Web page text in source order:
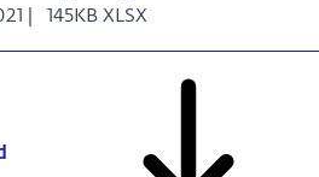
|
145KB XLSX